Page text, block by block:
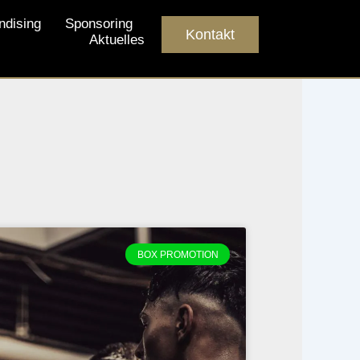
Sponsoring
Aktuelles
Kontakt
BOX PROMOTION